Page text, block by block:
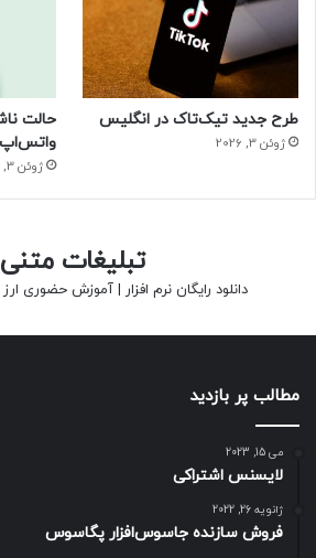
طرح جدید تیک‌تاک در انگلیس
ژوئن 3, 2026
ژوئن 3, 2026
تبلیغات
دانلود رایگان نرم افزار | آموزش حضوری ارز
مطالب پر بازدید
می 15, 2023
لایسنس اشتراکی
ژانویه 26, 2022
فروش سازنده جاسوس‌افزار پگاسوس